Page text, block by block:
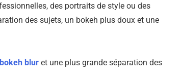
des portraits de style ou des
des sujets, un bokeh plus doux et une
bokeh blur et une plus grande séparation des